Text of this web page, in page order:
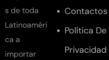
s de toda
Latinoaméri
ca a
importar
Contactos
Política De
Privacidad